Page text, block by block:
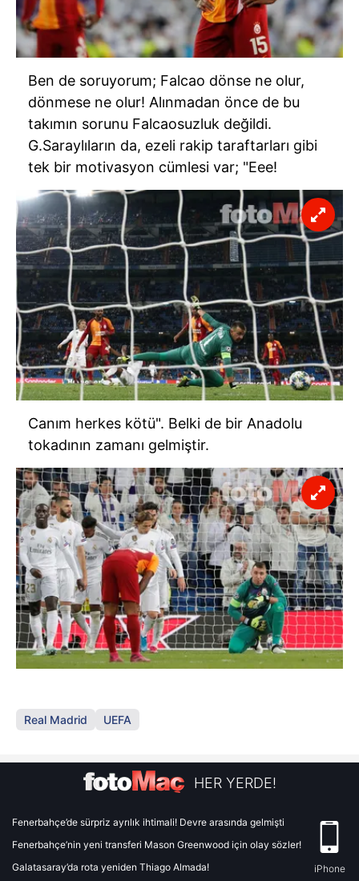
Ben de soruyorum; Falcao dönse ne olur,
dönmese ne olur! Alınmadan önce de bu
takımın sorunu Falcaosuzluk değildi.
G.Saraylıların da, ezeli rakip taraftarları gibi
tek bir motivasyon cümlesi var; "Eee!
Canım herkes kötü". Belki de bir Anadolu
tokadının zamanı gelmiştir.
Real Madrid UEFA
HER YERDE!
Fenerbahçe’de sürpriz ayrılık ihtimali! Devre arasında gelmişti
Fenerbahçe’nin yeni transferi Mason Greenwood için olay sözler!
Galatasaray’da rota yeniden Thiago Almada!
iPhone